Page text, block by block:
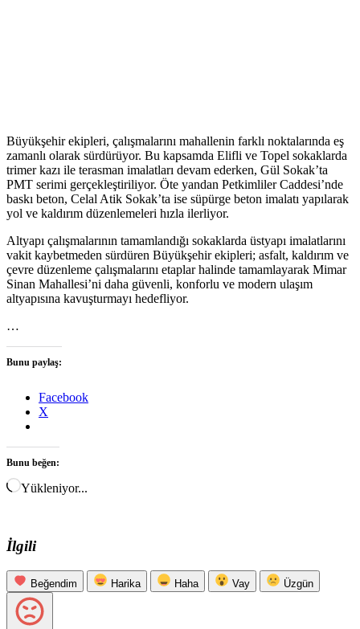
Büyükşehir ekipleri, çalışmalarını mahallenin farklı noktalarında eş
zamanlı olarak sürdürüyor. Bu kapsamda Elifli ve Topel sokaklarda
trimer kazı ile terasman imalatları devam ederken, Gül Sokak’ta
PMT serimi gerçekleştiriliyor. Öte yandan Petkimliler Caddesi’nde
baskı beton, Celal Atik Sokak’ta ise süpürge beton imalatı yapılarak
yol ve kaldırım düzenlemeleri hızla ilerliyor.
Altyapı çalışmalarının tamamlandığı sokaklarda üstyapı imalatlarını
vakit kaybetmeden sürdüren Büyükşehir ekipleri; asfalt, kaldırım ve
çevre düzenleme çalışmalarını etaplar halinde tamamlayarak Mimar
Sinan Mahallesi’ni daha güvenli, konforlu ve modern ulaşım
altyapısına kavuşturmayı hedefliyor.
…
Bunu paylaş:
Facebook
X
Bunu beğen:
Yükleniyor...
İlgili
Beğendim Harika Haha Vay Üzgün